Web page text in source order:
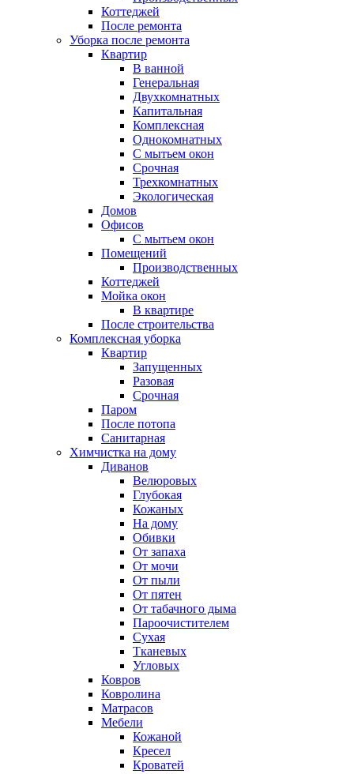
Коттеджей
После ремонта
Уборка после ремонта
Квартир
В ванной
Генеральная
Двухкомнатных
Капитальная
Комплексная
Однокомнатных
С мытьем окон
Срочная
Трехкомнатных
Экологическая
Домов
Офисов
С мытьем окон
Помещений
Производственных
Коттеджей
Мойка окон
В квартире
После строительства
Комплексная уборка
Квартир
Запущенных
Разовая
Срочная
Паром
После потопа
Санитарная
Химчистка на дому
Диванов
Велюровых
Глубокая
Кожаных
На дому
Обивки
От запаха
От мочи
От пыли
От пятен
От табачного дыма
Пароочистителем
Сухая
Тканевых
Угловых
Ковров
Ковролина
Матрасов
Мебели
Кожаной
Кресел
Кроватей